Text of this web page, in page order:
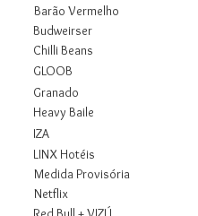
Barão Vermelho
Budweirser
Chilli Beans
GLOOB
Granado
Heavy Baile
IZA
LINX Hotéis
Medida Provisória
Netflix